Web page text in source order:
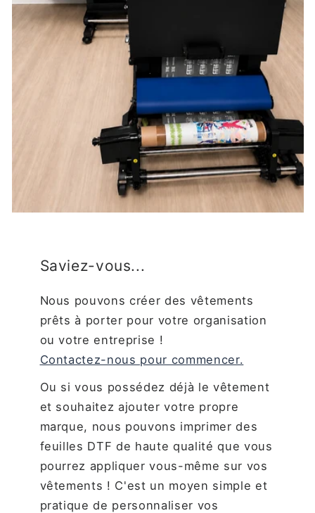
Saviez-vous...
Nous pouvons créer des vêtements
prêts à porter pour votre organisation
ou votre entreprise !
Contactez-nous pour commencer.
Ou si vous possédez déjà le vêtement
et souhaitez ajouter votre propre
marque, nous pouvons imprimer des
feuilles DTF de haute qualité que vous
pourrez appliquer vous-même sur vos
vêtements ! C'est un moyen simple et
pratique de personnaliser vos